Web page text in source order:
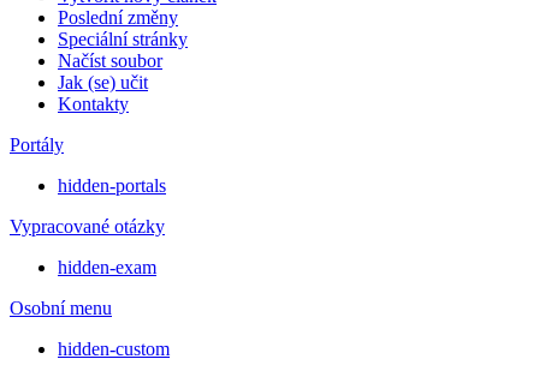
Poslední změny
Speciální stránky
Načíst soubor
Jak (se) učit
Kontakty
Portály
hidden-portals
Vypracované otázky
hidden-exam
Osobní menu
hidden-custom